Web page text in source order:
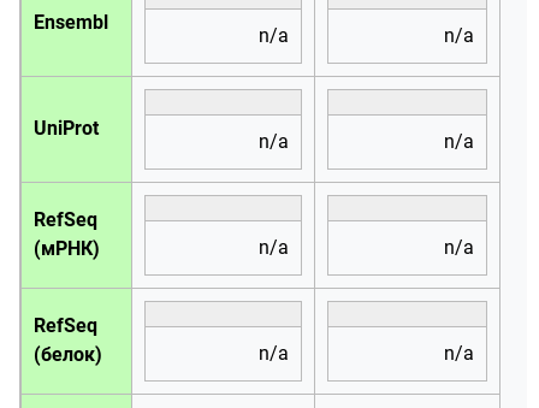
Ensembl
n/a n/a
UniProt
n/a n/a
RefSeq
(мРНК)
n/a n/a
RefSeq
(белок)
n/a n/a